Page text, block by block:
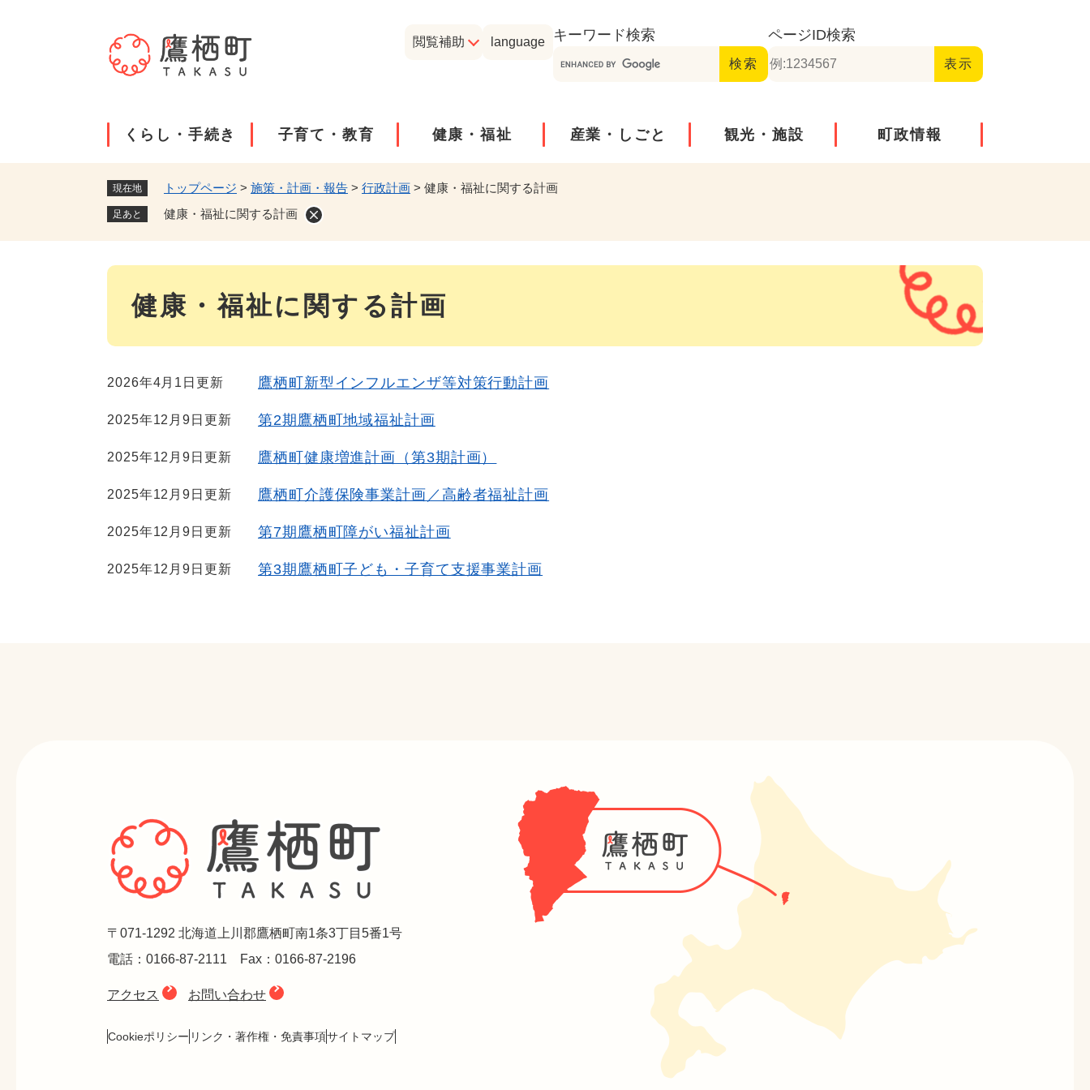
。
閲覧補助 language キーワード検索 ページID検索
くらし・手続き 子育て・教育 健康・福祉 産業・しごと 観光・施設 町政情報
現在地 トップページ > 施策・計画・報告 > 行政計画 > 健康・福祉に関する計画
足あと 健康・福祉に関する計画
健康・福祉に関する計画
2026年4月1日更新 鷹栖町新型インフルエンザ等対策行動計画
2025年12月9日更新 第2期鷹栖町地域福祉計画
2025年12月9日更新 鷹栖町健康増進計画（第3期計画）
2025年12月9日更新 鷹栖町介護保険事業計画／高齢者福祉計画
2025年12月9日更新 第7期鷹栖町障がい福祉計画
2025年12月9日更新 第3期鷹栖町子ども・子育て支援事業計画
〒071-1292 北海道上川郡鷹栖町南1条3丁目5番1号
電話：0166-87-2111 Fax：0166-87-2196
アクセス お問い合わせ
Cookieポリシー リンク・著作権・免責事項サイトマップ